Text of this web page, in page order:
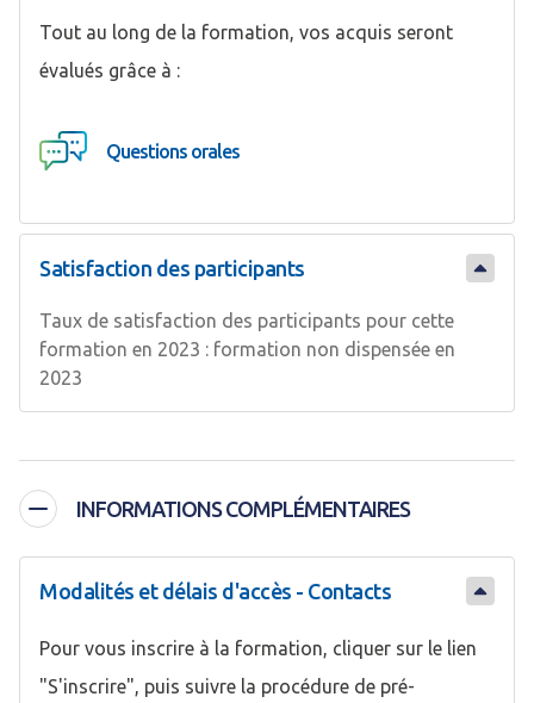
Tout au long de la formation, vos acquis seront
évalués grâce à :
Questions orales
Satisfaction des participants
Taux de satisfaction des participants pour cette
formation en 2023 : formation non dispensée en
2023
INFORMATIONS COMPLÉMENTAIRES
Modalités et délais d'accès - Contacts
Pour vous inscrire à la formation, cliquer sur le lien
"S'inscrire", puis suivre la procédure de pré-